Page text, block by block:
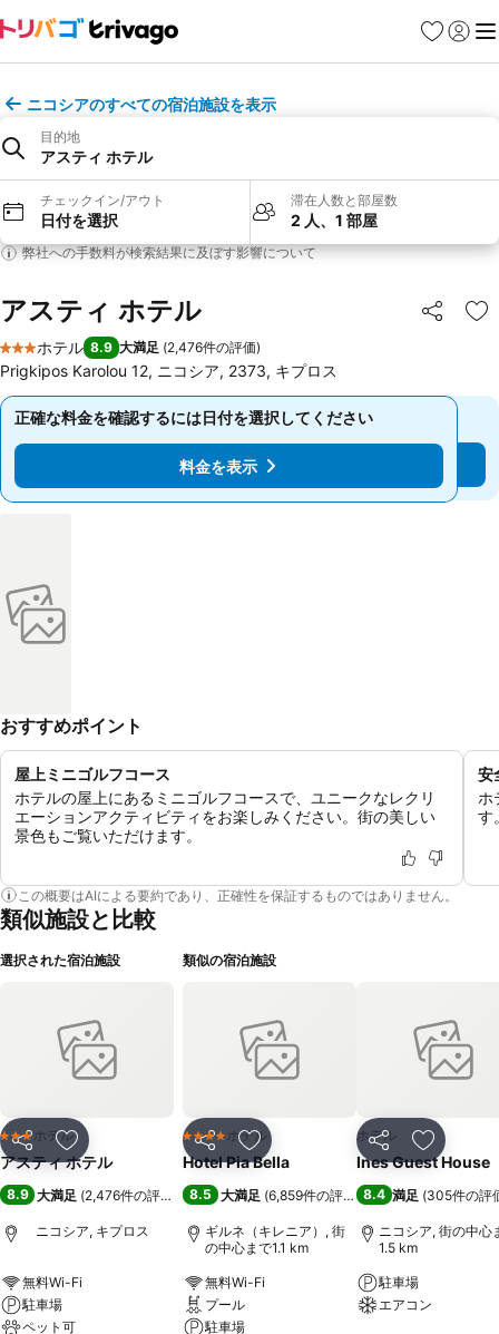
お気に入り
ログイ
メ
ニコシアのすべての宿泊施設を表示
目的地
アスティ ホテル
チェックイン/アウト
日付を選択
滞在人数と部屋数
2 人、1 部屋
弊社への手数料が検索結果に及ぼす影響について
アスティ ホテル シェア
お
3 ホテルのランク
ホテル 8.9 大満足 (2,476件の評価)
Prigkipos Karolou 12, ニコシア, 2373, キプロス
正確な料金を確認するには日付を選択してください
料金を表示
正確な料金を確認するには日付を選択してください
料金を表示
おすすめポイント
屋上ミニゴルフコース
ホテルの屋上にあるミニゴルフコースで、ユニークなレクリ
エーションアクティビティをお楽しみください。街の美しい
景色もご覧いただけます。
安
ホ
す
この概要はAIによる要約であり、正確性を保証するものではありません。
類似施設と比較
選択された宿泊施設
シェア お気に入りに追加
3 ホテルのランク
ホテル
アスティ ホテル
8.9 大満足 (2,476件の評価
ニコシア, キプロス
無料Wi-Fi
駐車場
ペット可
類似の宿泊施設
シェア お気に入りに追加
4 ホテルのランク
ホテル
Hotel Pia Bella
8.5 大満足 (6,859件の評価 )
ギルネ（キレニア）, 街
の中心まで1.1 km
無料Wi-Fi
プール
駐車場
シェア お気に入
ホテル
Ines Guest House
8.4 満足 (305件の評
ニコシア, 街の中心
1.5 km
駐車場
エアコン